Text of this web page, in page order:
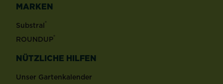
MARKEN
Substral®
ROUNDUP®
NÜTZLICHE HILFEN
Unser Gartenkalender